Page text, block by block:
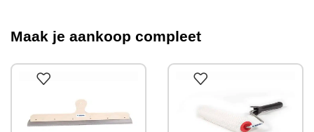
Maak je aankoop compleet